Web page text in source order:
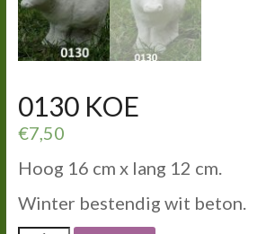
0130 KOE
€7,50
Hoog 16 cm x lang 12 cm.
Winter bestendig wit beton.